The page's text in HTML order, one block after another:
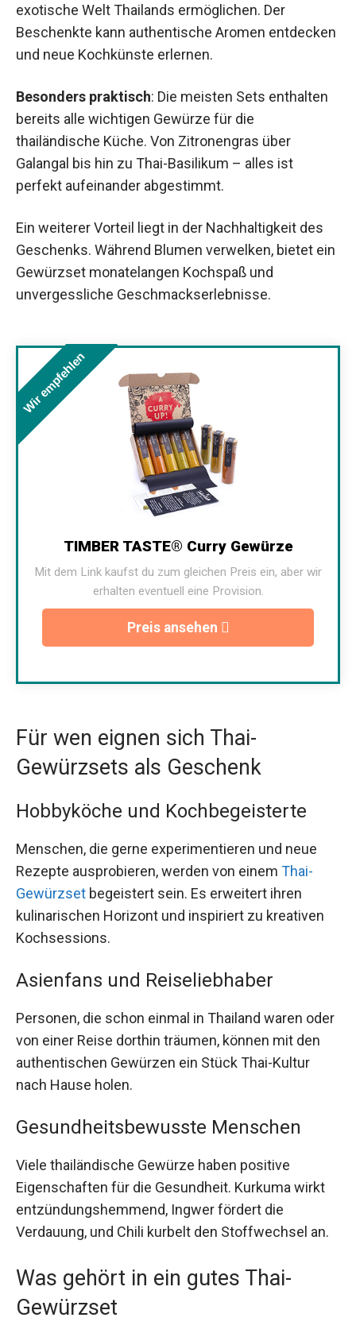
exotische Welt Thailands ermöglichen. Der
Beschenkte kann authentische Aromen entdecken
und neue Kochkünste erlernen.
Besonders praktisch: Die meisten Sets enthalten
bereits alle wichtigen Gewürze für die
thailändische Küche. Von Zitronengras über
Galangal bis hin zu Thai-Basilikum – alles ist
perfekt aufeinander abgestimmt.
Ein weiterer Vorteil liegt in der Nachhaltigkeit des
Geschenks. Während Blumen verwelken, bietet ein
Gewürzset monatelangen Kochspaß und
unvergessliche Geschmackserlebnisse.
Wir empfehlen
TIMBER TASTE® Curry Gewürze
Mit dem Link kaufst du zum gleichen Preis ein, aber wir
erhalten eventuell eine Provision.
Preis ansehen
Für wen eignen sich Thai-
Gewürzsets als Geschenk
Hobbyköche und Kochbegeisterte
Menschen, die gerne experimentieren und neue
Rezepte ausprobieren, werden von einem Thai-
Gewürzset begeistert sein. Es erweitert ihren
kulinarischen Horizont und inspiriert zu kreativen
Kochsessions.
Asienfans und Reiseliebhaber
Personen, die schon einmal in Thailand waren oder
von einer Reise dorthin träumen, können mit den
authentischen Gewürzen ein Stück Thai-Kultur
nach Hause holen.
Gesundheitsbewusste Menschen
Viele thailändische Gewürze haben positive
Eigenschaften für die Gesundheit. Kurkuma wirkt
entzündungshemmend, Ingwer fördert die
Verdauung, und Chili kurbelt den Stoffwechsel an.
Was gehört in ein gutes Thai-
Gewürzset